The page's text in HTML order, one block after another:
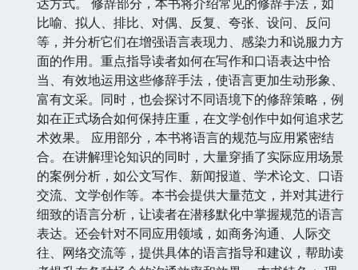
比喻、拟人、排比、对偶、反复、夸张、设问、反问
等，并分析它们在增强语言表现力、感染力和说服力方
面的作用。重点指导读者如何在写作和口语表达中恰
当、有效地运用这些修辞手法，使语言更加生动形象、
富有文采。同时，也会探讨不同语境下的修辞策略，例
如在正式场合如何保持庄重，在文学创作中如何追求艺
术效果。 应用部分，本书将语言的规范与应用紧密结
合。在讲解理论知识的同时，大量穿插了实际应用场景
的案例分析，如公文写作、新闻报道、学术论文、口语
交流、文学创作等。本书会提供大量范文，并对其进行
细致的语言分析，让读者在潜移默化中掌握规范的语言
表达。还会针对不同应用领域，如商务沟通、人际交
往、网络交流等，提供具体的语言指导和建议，帮助读